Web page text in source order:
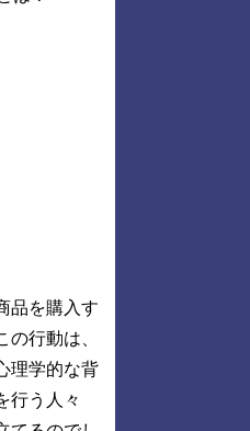
品を購入す
の行動は、
理学的な背
行う人々